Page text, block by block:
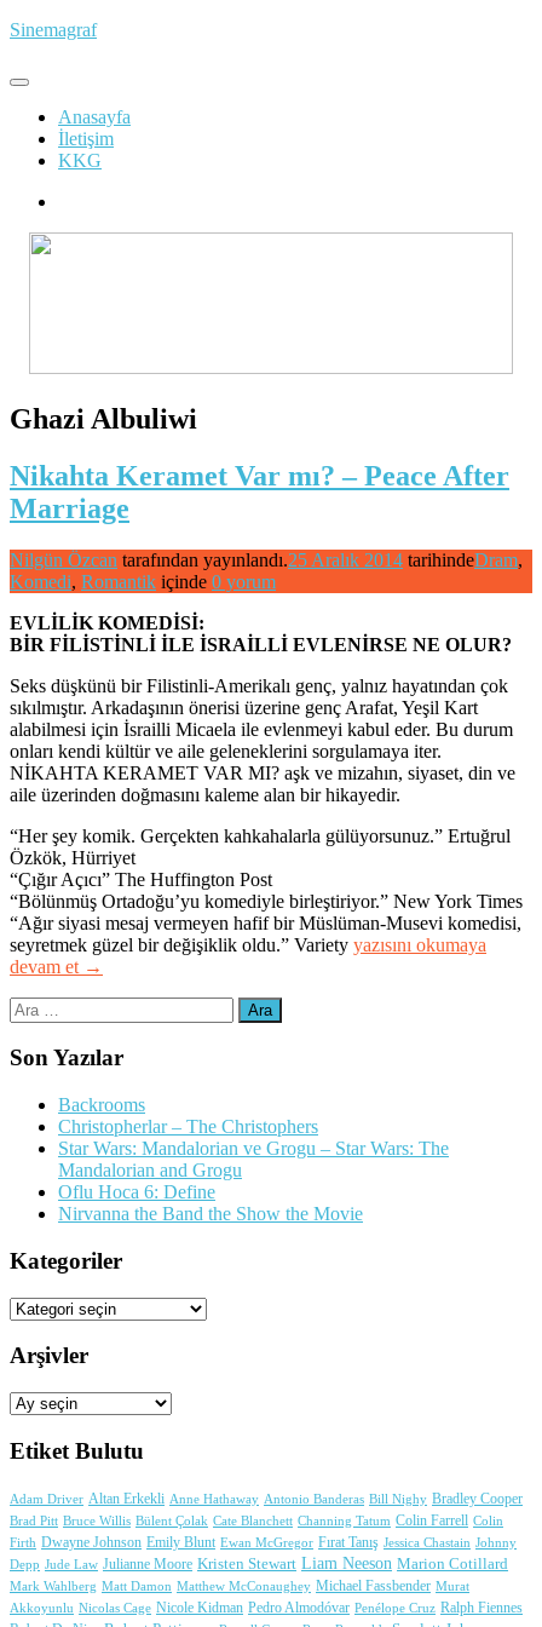
İçeriğe
Sinemagraf
Anasayfa
İletişim
KKG
Ghazi Albuliwi
Nikahta Keramet Var mı? – Peace After
Marriage
Nilgün Özcan tarafından yayınlandı.25 Aralık 2014 tarihindeDram,
Komedi, Romantik içinde 0 yorum
EVLİLİK KOMEDİSİ:
BİR FİLİSTİNLİ İLE İSRAİLLİ EVLENİRSE NE OLUR?
Seks düşkünü bir Filistinli-Amerikalı genç, yalnız hayatından çok
sıkılmıştır. Arkadaşının önerisi üzerine genç Arafat, Yeşil Kart
alabilmesi için İsrailli Micaela ile evlenmeyi kabul eder. Bu durum
onları kendi kültür ve aile geleneklerini sorgulamaya iter.
NİKAHTA KERAMET VAR MI? aşk ve mizahın, siyaset, din ve
aile üzerinden doğmasını kaleme alan bir hikayedir.
“Her şey komik. Gerçekten kahkahalarla gülüyorsunuz.” Ertuğrul
Özkök, Hürriyet
“Çığır Açıcı” The Huffington Post
“Bölünmüş Ortadoğu’yu komediyle birleştiriyor.” New York Times
“Ağır siyasi mesaj vermeyen hafif bir Müslüman-Musevi komedisi,
seyretmek güzel bir değişiklik oldu.” Variety “Nikahta
yazısını okumaya
devam et →
Arama:
Son Yazılar
Backrooms
Christopherlar – The Christophers
Star Wars: Mandalorian ve Grogu – Star Wars: The
Mandalorian and Grogu
Oflu Hoca 6: Define
Nirvanna the Band the Show the Movie
Kategoriler
Kategoriler
Arşivler
Arşivler
Etiket Bulutu
Adam Driver Altan Erkekli Anne Hathaway Antonio Banderas Bill Nighy Bradley Cooper
Brad Pitt Bruce Willis Bülent Çolak Cate Blanchett Channing Tatum Colin Farrell Colin
Firth Dwayne Johnson Emily Blunt Ewan McGregor Fırat Tanış Jessica Chastain Johnny
Depp Jude Law Julianne Moore Kristen Stewart Liam Neeson Marion Cotillard
Mark Wahlberg Matt Damon Matthew McConaughey Michael Fassbender Murat
Akkoyunlu Nicolas Cage Nicole Kidman Pedro Almodóvar Penélope Cruz Ralph Fiennes